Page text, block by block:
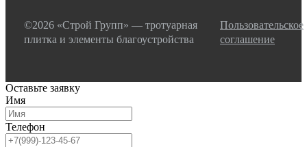
©2026 «Строй Групп» — тротуарная
плитка и элементы благоустройства
Пользовательское
соглашение
Оставьте заявку
Имя
Телефон